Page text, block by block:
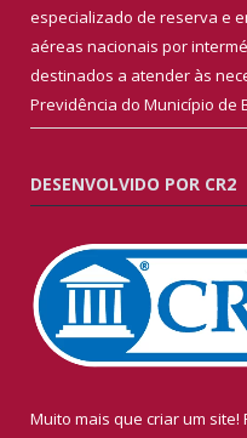
especializado de reserva e
aéreas nacionais por
destinados a atender às
Previdência do Município de
DESENVOLVIDO POR CR2
Muito mais que criar um